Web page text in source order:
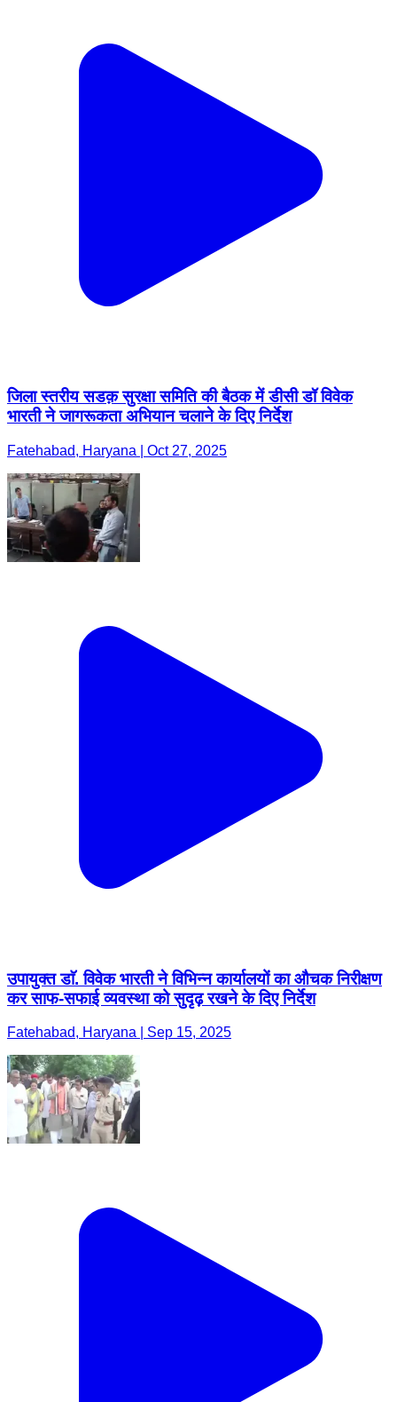
जिला स्तरीय सडक़ सुरक्षा समिति की बैठक में डीसी डॉ विवेक
भारती ने जागरूकता अभियान चलाने के दिए निर्देश
Fatehabad, Haryana | Oct 27, 2025
उपायुक्त डाॅ. विवेक भारती ने विभिन्न कार्यालयों का औचक निरीक्षण
कर साफ-सफाई व्यवस्था को सुदृढ़ रखने के दिए निर्देश
Fatehabad, Haryana | Sep 15, 2025